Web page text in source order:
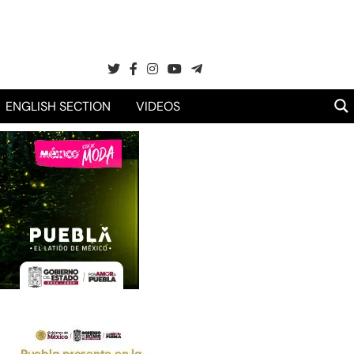
ENGLISH SECTION VIDEOS